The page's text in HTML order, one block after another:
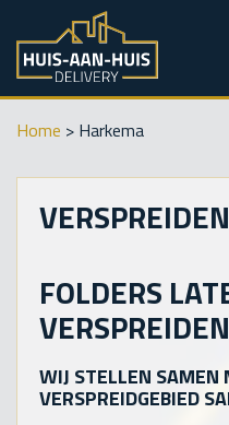
Home > Harkema
FOLDERS
WIJ STELLEN SAMEN
VERSPREIDGEBIED